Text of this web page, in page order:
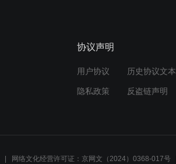
协议声明
用户协议 历史协议文本
隐私政策 反盗链声明
网络文化经营许可证：京网文（2024）0368-017号